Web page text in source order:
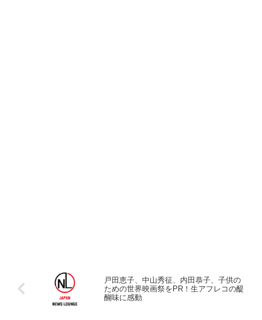
戸田恵子、中山秀征、内田恭子、子供の
ための世界映画祭をPR！生アフレコの醍
醐味に感動